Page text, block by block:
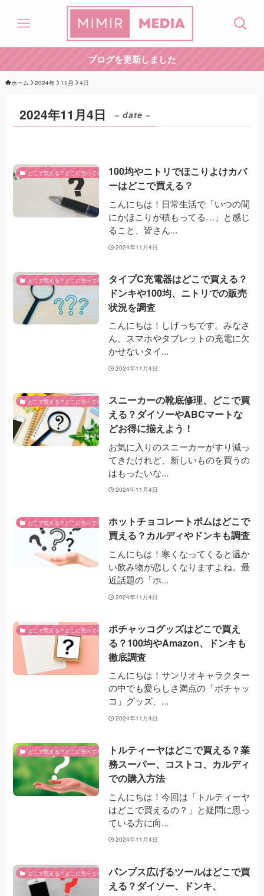
ブログを更新しました
ホーム 2024年 11月 4日
2024年11月4日 – date –
どこで買える？どこに売ってる？
100均やニトリでほこりよけカバ
ーはどこで買える？
こんにちは！日常生活で「いつの間
にかほこりが積もってる…」と感じ
ること、皆さん...
2024年11月4日
どこで買える？どこに売ってる？
タイプC充電器はどこで買える？
ドンキや100均、ニトリでの販売
状況を調査
こんにちは！しげっちです。みなさ
ん、スマホやタブレットの充電に欠
かせないタイ...
2024年11月4日
どこで買える？どこに売ってる？
スニーカーの靴底修理、どこで買
える？ダイソーやABCマートな
どお得に揃えよう！
お気に入りのスニーカーがすり減っ
てきたけれど、新しいものを買うの
はもったいな...
2024年11月4日
どこで買える？どこに売ってる？
ホットチョコレートボムはどこで
買える？カルディやドンキも調査
こんにちは！寒くなってくると温か
い飲み物が恋しくなりますよね。最
近話題の「ホ...
2024年11月4日
どこで買える？どこに売ってる？
ポチャッコグッズはどこで買え
る？100均やAmazon、ドンキも
徹底調査
こんにちは！サンリオキャラクター
の中でも愛らしさ満点の「ポチャッ
コ」グッズ、...
2024年11月4日
どこで買える？どこに売ってる？
トルティーヤはどこで買える？業
務スーパー、コストコ、カルディ
での購入方法
こんにちは！今回は「トルティーヤ
はどこで買えるの？」と疑問に思っ
ている方に向...
2024年11月4日
どこで買える？どこに売ってる？
パンプス広げるツールはどこで買
える？ダイソー、ドンキ、